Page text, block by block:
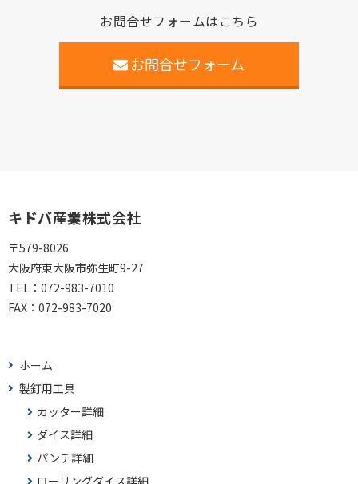
お問合せフォームはこちら
お問合せフォーム
キドバ産業株式会社
〒579-8026
大阪府東大阪市弥生町9-27
TEL： 072-983-7010
FAX： 072-983-7020
ホーム
製釘用工具
カッター詳細
ダイス詳細
パンチ詳細
ローリングダイス詳細